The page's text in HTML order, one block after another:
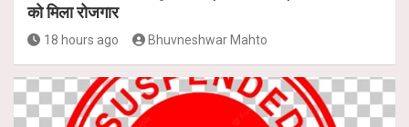
को मिला रोजगार
18 hours ago Bhuvneshwar Mahto